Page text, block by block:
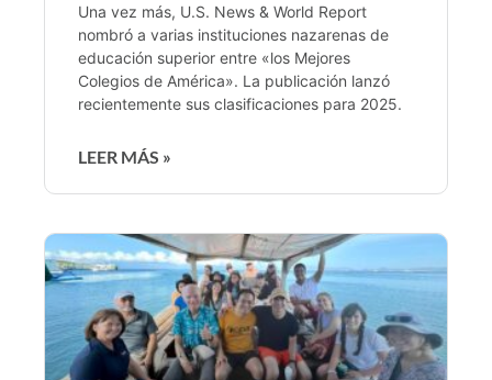
Una vez más, U.S. News & World Report
nombró a varias instituciones nazarenas de
educación superior entre «los Mejores
Colegios de América». La publicación lanzó
recientemente sus clasificaciones para 2025.
LEER MÁS »